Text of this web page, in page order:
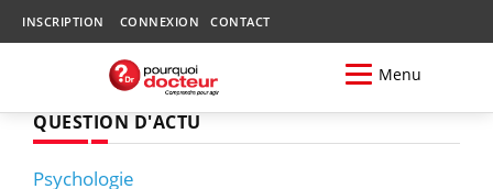
INSCRIPTION CONNEXION CONTACT
Menu
QUESTION D'ACTU
Psychologie